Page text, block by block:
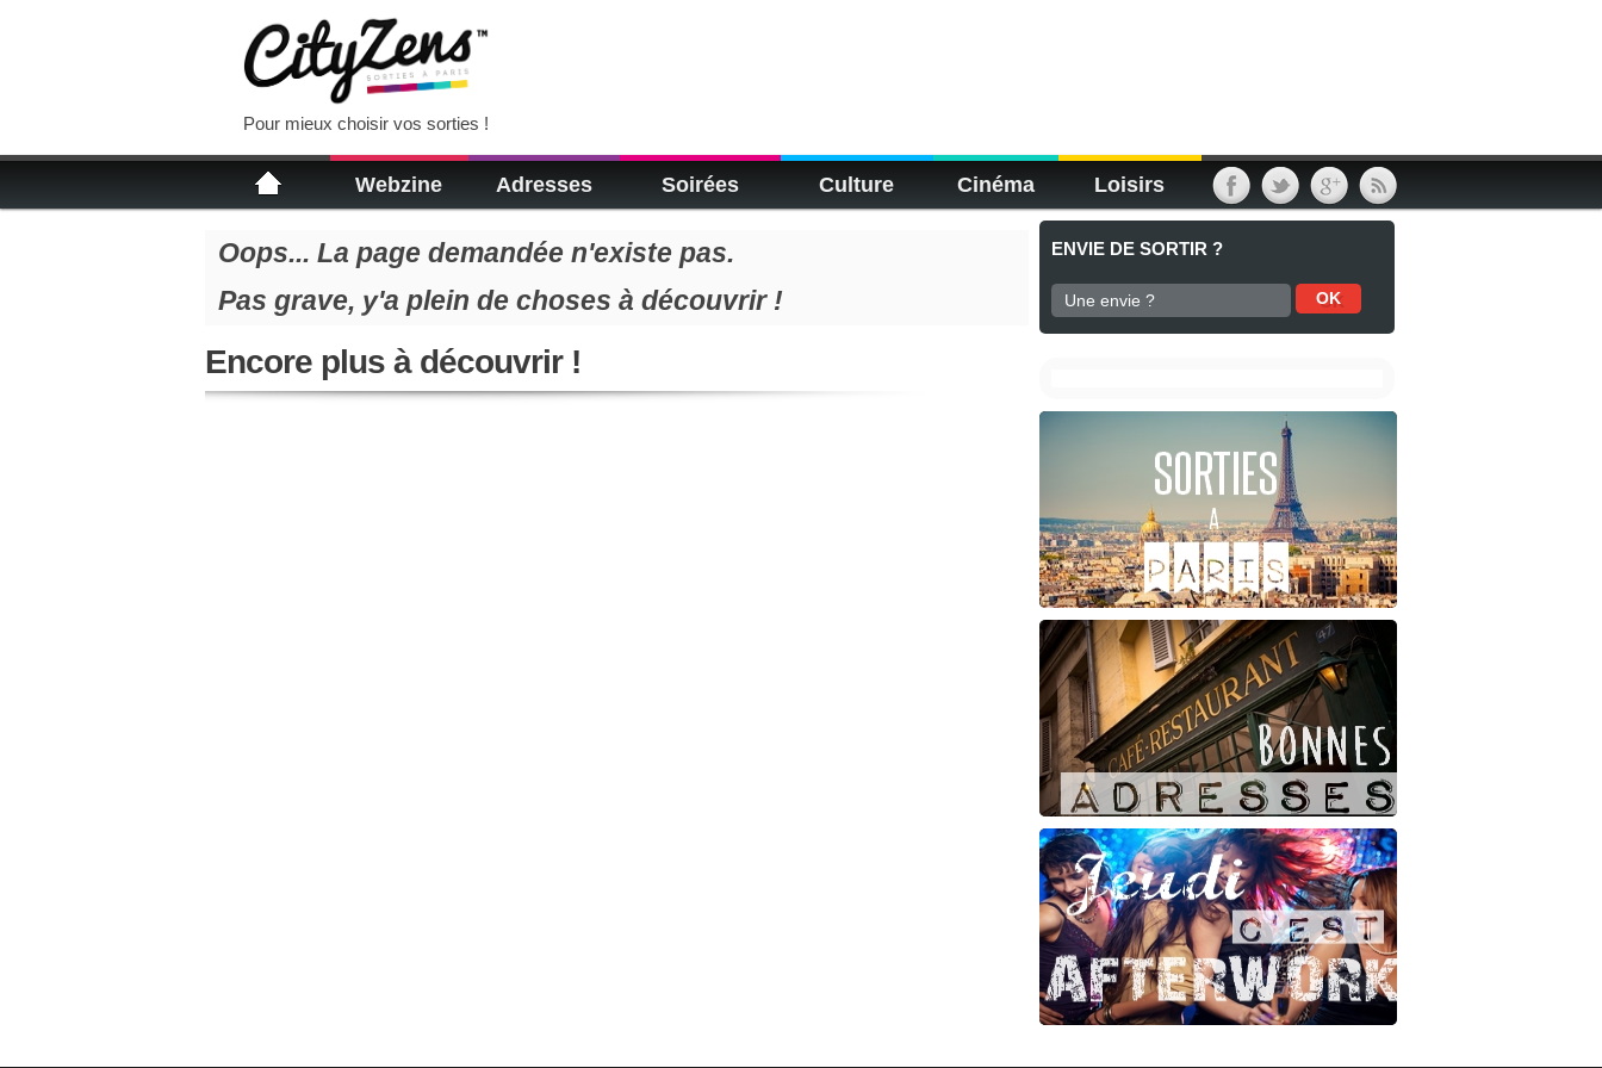
Pour mieux choisir vos sorties !
Webzine Adresses Soirées Culture Cinéma Loisirs
Oops... La page demandée n'existe pas.
Pas grave, y'a plein de choses à découvrir !
Encore plus à découvrir !
ENVIE DE SORTIR ?